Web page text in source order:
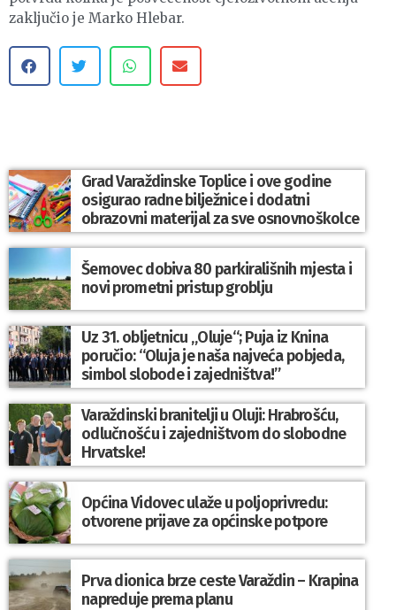
zaključio je Marko Hlebar.
Grad Varaždinske Toplice i ove godine
osigurao radne bilježnice i dodatni
obrazovni materijal za sve osnovnoškolce
Šemovec dobiva 80 parkirališnih mjesta i
novi prometni pristup groblju
Uz 31. obljetnicu „Oluje“; Puja iz Knina
poručio: “Oluja je naša najveća pobjeda,
simbol slobode i zajedništva!”
Varaždinski branitelji u Oluji: Hrabrošću,
odlučnošću i zajedništvom do slobodne
Hrvatske!
Općina Vidovec ulaže u poljoprivredu:
otvorene prijave za općinske potpore
Prva dionica brze ceste Varaždin – Krapina
napreduje prema planu